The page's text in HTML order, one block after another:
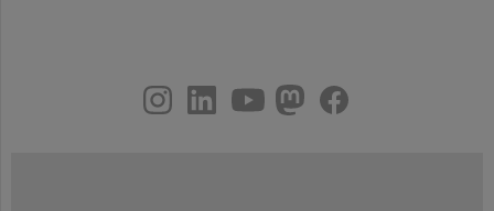
youtube
helmholtz.social
facebook